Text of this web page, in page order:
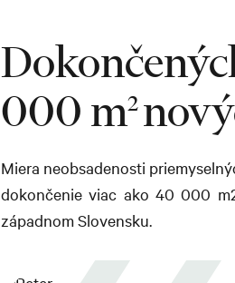
000 m2
Miera neobsadenosti
dokončenie viac ako 40 000
západnom Slovensku.